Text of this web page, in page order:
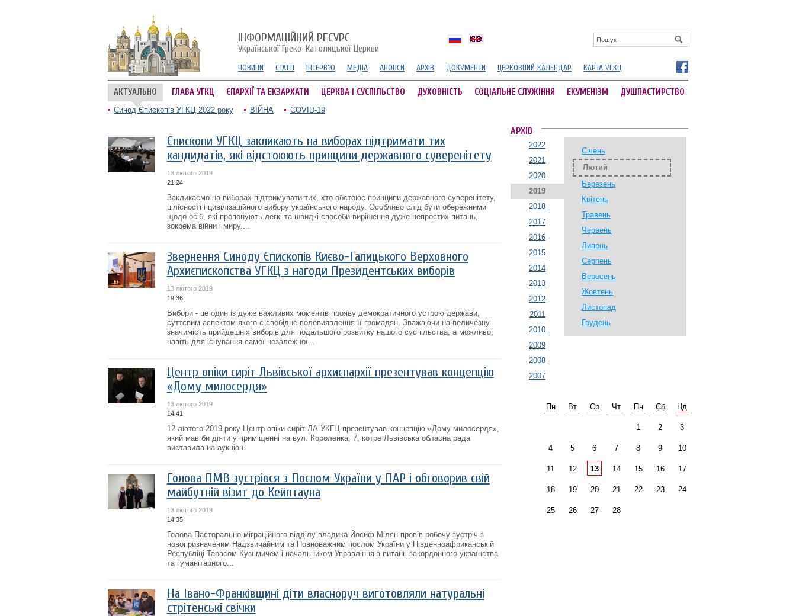
ІНФОРМАЦІЙНИЙ РЕСУРС
Української Греко-Католицької Церкви
НОВИНИ СТАТТІ ІНТЕРВ'Ю МЕДІА АНОНСИ АРХІВ ДОКУМЕНТИ ЦЕРКОВНИЙ КАЛЕНДАР КАРТА УГКЦ
АКТУАЛЬНО ГЛАВА УГКЦ ЄПАРХІЇ ТА ЕКЗАРХАТИ ЦЕРКВА І СУСПІЛЬСТВО ДУХОВНІСТЬ СОЦІАЛЬНЕ СЛУЖІННЯ ЕКУМЕНІЗМ ДУШПАСТИРСТВО
Синод Єпископів УГКЦ 2022 року ВІЙНА COVID-19
Єпископи УГКЦ закликають на виборах підтримати тих
кандидатів, які відстоюють принципи державного суверенітету
13 лютого 2019
21:24
Закликаємо на виборах підтримувати тих, хто обстоює принципи державного суверенітету,
цілісності і цивілізаційного вибору українського народу. Особливо слід бути обережними
щодо осіб, які пропонують легкі та швидкі способи вирішення дуже непростих питань,
зокрема війни і миру....
Звернення Синоду Єпископів Києво-Галицького Верховного
Архиєпископства УГКЦ з нагоди Президентських виборів
13 лютого 2019
19:36
Вибори - це один із дуже важливих моментів прояву демократичного устрою держави,
суттєвим аспектом якого є свобідне волевиявлення її громадян. Зважаючи на величезну
значимість прийдешніх виборів для подальшого розвитку нашого суспільства, а можливо,
навіть для існування самої незалежної...
Центр опіки сиріт Львівської архиєпархії презентував концепцію
«Дому милосердя»
13 лютого 2019
14:41
12 лютого 2019 року Центр опіки сиріт ЛА УКГЦ презентував концепцію «Дому милосердя»,
який мав би діяти у приміщенні на вул. Короленка, 7, котре Львівська обласна рада
виставила на аукціон.
Голова ПМВ зустрівся з Послом України у ПАР і обговорив свій
майбутній візит до Кейптауна
13 лютого 2019
14:35
Голова Пасторально-міграційного відділу владика Йосиф Мілян провів робочу зустріч з
новопризначеним Надзвичайним та Повноважним послом України у Південноафриканській
Республіці Тарасом Кузьмичем і начальником Управління з питань закордонного українства
та гуманітарного...
На Івано-Франківщині діти власноруч виготовляли натуральні
стрітенські свічки
АРХІВ
2022
2021
2020
2019
2018
2017
2016
2015
2014
2013
2012
2011
2010
2009
2008
2007
Січень
Лютий
Березень
Квітень
Травень
Червень
Липень
Серпень
Вересень
Жовтень
Листопад
Грудень
Пн Вт Ср Чт Пн Сб Нд
1 2 3
4 5 6 7 8 9 10
11 12 13 14 15 16 17
18 19 20 21 22 23 24
25 26 27 28